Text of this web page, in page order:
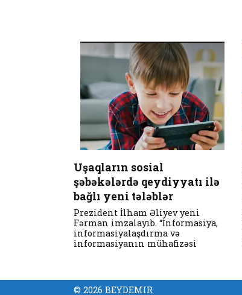
Uşaqların sosial
şəbəkələrdə qeydiyyatı ilə
bağlı yeni tələblər
Prezident İlham Əliyev yeni
Fərman imzalayıb. “İnformasiya,
informasiyalaşdırma və
informasiyanın mühafizəsi
© 2026 BEYDEMIR